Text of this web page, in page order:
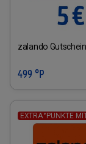
zalando
499 °P
EXTRA°PUNKTE